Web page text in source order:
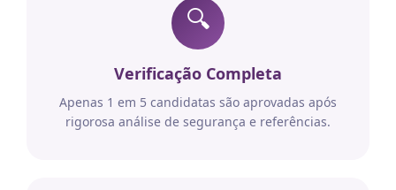
🔍
Verificação Completa
Apenas 1 em 5 candidatas são aprovadas após
rigorosa análise de segurança e referências.